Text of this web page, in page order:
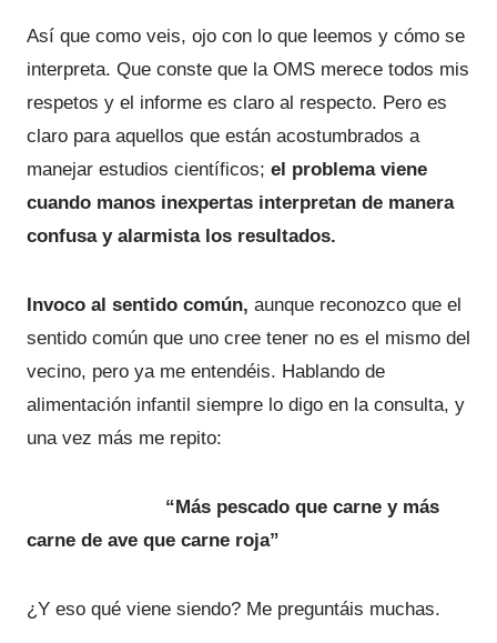
Así que como veis, ojo con lo que leemos y cómo se
interpreta. Que conste que la OMS merece todos mis
respetos y el informe es claro al respecto. Pero es
claro para aquellos que están acostumbrados a
manejar estudios científicos; el problema viene
cuando manos inexpertas interpretan de manera
confusa y alarmista los resultados.
Invoco al sentido común, aunque reconozco que el
sentido común que uno cree tener no es el mismo del
vecino, pero ya me entendéis. Hablando de
alimentación infantil siempre lo digo en la consulta, y
una vez más me repito:
“Más pescado que carne y más
carne de ave que carne roja”
¿Y eso qué viene siendo? Me preguntáis muchas.